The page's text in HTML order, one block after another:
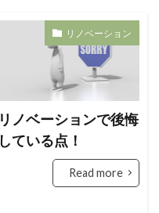
リノベーション
リノベーションで後悔
している点！
Read more